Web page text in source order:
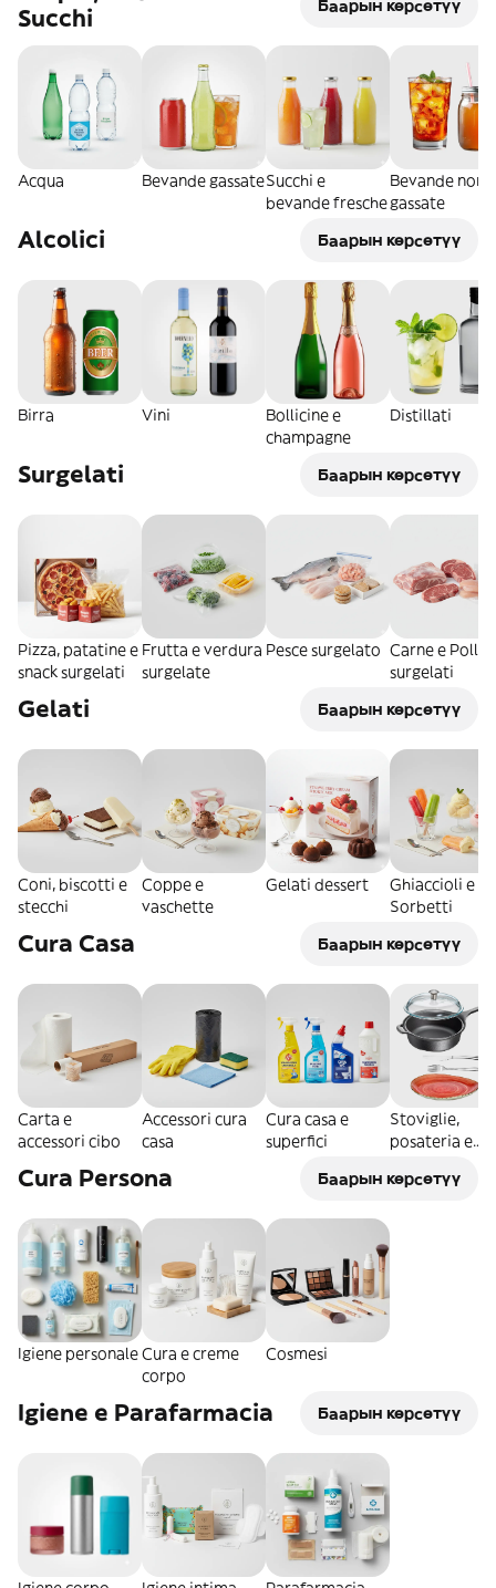
Succhi
Баарын көрсөтүү
Acqua Bevande gassateSucchi e
bevande fresche
Bevande non
gassate
Alcolici Баарын көрсөтүү
Birra Vini
Bollicine e
champagne
Distillati
Surgelati Баарын көрсөтүү
Pizza, patatine e
snack surgelati
Frutta e verdura
surgelate
Pesce surgelato Carne e Pollo
surgelati
Gelati Баарын көрсөтүү
Coni, biscotti e
stecchi
Coppe e
vaschette
Gelati dessert
Ghiaccioli e
Sorbetti
Cura Casa Баарын көрсөтүү
Carta e
accessori cibo
Accessori cura
casa
Cura casa e
superfici
Stoviglie,
posateria e
Cura Persona Баарын көрсөтүү
Igiene personaleCura e creme
corpo
Cosmesi
Igiene e Parafarmacia Баарын көрсөтүү